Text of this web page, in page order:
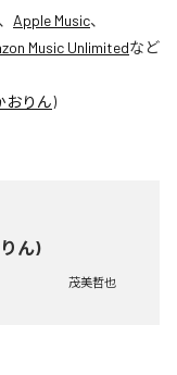
Apple Music、
Music Unlimitedなど
おりん)
ん)
茂美哲也